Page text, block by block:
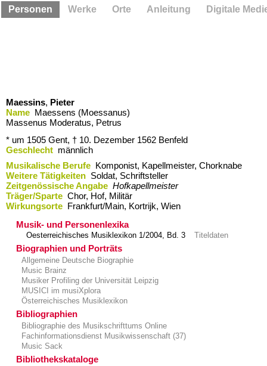
Maessins, Pieter
Name Maessens (Moessanus)
Massenus Moderatus, Petrus
* um 1505 Gent, † 10. Dezember 1562 Benfeld
Geschlecht männlich
Musikalische Berufe Komponist, Kapellmeister, Chorknabe
Weitere Tätigkeiten Soldat, Schriftsteller
Zeitgenössische Angabe Hofkapellmeister
Träger/Sparte Chor, Hof, Militär
Wirkungsorte Frankfurt/Main,​ Kortrijk,​ Wien
Musik- und Personenlexika
Oesterreichisches Musiklexikon 1/2004, Bd. 3 Titeldaten
Biographien und Porträts
Allgemeine Deutsche Biographie
Music Brainz
Musiker Profiling der Universität Leipzig
MUSICI im musiXplora
Österreichisches Musiklexikon
Bibliographien
Bibliographie des Musikschrifttums Online
Fachinformationsdienst Musikwissenschaft (37)
Music Sack
Bibliothekskataloge
Personen Werke Orte Anleitung Digitale